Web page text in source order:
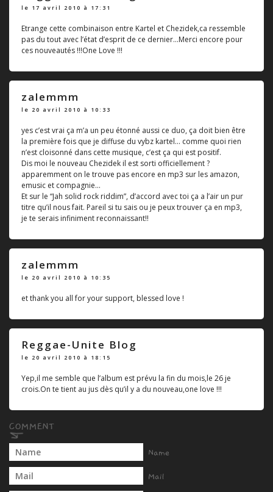
le 17 avril 2010 à 17:31
Etrange cette combinaison entre Kartel et Chezidek,ca ressemble
pas du tout avec l’état d’esprit de ce dernier...Merci encore pour
ces nouveautés !!!One Love !!!
zalemmm
le 20 avril 2010 à 10:33
yes c’est vrai ça m’a un peu étonné aussi ce duo, ça doit bien être
la première fois que je diffuse du vybz kartel... comme quoi rien
n’est cloisonné dans cette musique, c’est ça qui est positif.
Dis moi le nouveau Chezidek il est sorti officiellement ?
apparemment on le trouve pas encore en mp3 sur les amazon,
emusic et compagnie...
Et sur le “Jah solid rock riddim”, d’accord avec toi ça a l’air un pur
titre qu’il nous fait. Pareil si tu sais ou je peux trouver ça en mp3,
je te serais infiniment reconnaissant!!
zalemmm
le 20 avril 2010 à 10:35
et thank you all for your support, blessed love !
Reggae-Unite Blog
le 20 avril 2010 à 18:15
Yep,il me semble que l’album est prévu la fin du mois,le 26 je
crois.On te tient au jus dès qu’il y a du nouveau,one love !!!
Name
Mail